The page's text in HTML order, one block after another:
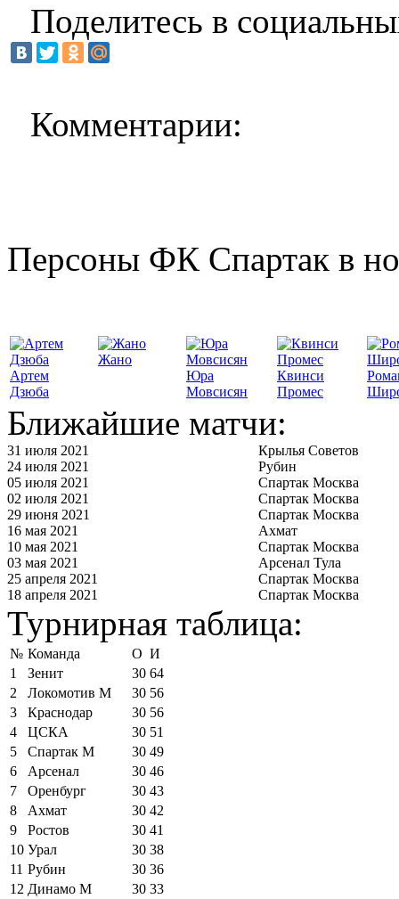
Поделитесь в
Комментарии:
Персоны ФК Спартак в
Артем
Дзюба
Жано
Юра
Мовсисян
Квинси
Промес
Ближайшие матчи:
31 июля 2021
Крылья Советов
24 июля 2021
Рубин
05 июля 2021
Спартак Москва
02 июля 2021
Спартак Москва
29 июня 2021
Спартак Москва
16 мая 2021
Ахмат
10 мая 2021
Спартак Москва
03 мая 2021
Арсенал Тула
25 апреля 2021
Спартак Москва
18 апреля 2021
Спартак Москва
Турнирная таблица:
№ Команда О И
1
Зенит 30 64
2
Локомотив М 30 56
3
Краснодар 30 56
4
ЦСКА 30 51
5
Спартак М 30 49
6
Арсенал 30 46
7
Оренбург 30 43
8
Ахмат 30 42
9
Ростов 30 41
10 Урал 30 38
11 Рубин 30 36
12 Динамо М 30 33